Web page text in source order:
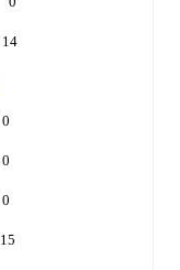
14
0
0
0
15